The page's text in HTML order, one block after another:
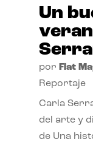
Un
por Flat
Reportaje
Carla
del arte y
de Una